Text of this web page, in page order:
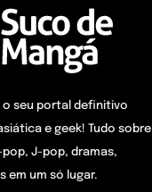
o seu portal definitivo
e geek! Tudo sobre
pop, J-pop, dramas,
em um só lugar.